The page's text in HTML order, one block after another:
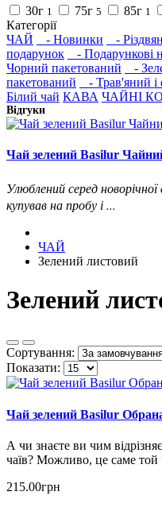
30г 1 75г 5 85г 1
Категорії
ЧАЙ
- Новинки -
подарунок
- Подарункові
Чорний пакетований
-
пакетований
- Трав'яний і
Білий чай КАВА ЧАЙНІ
Відгуки
Чай зелений Basilur
Улюблений серед
купував на пробу і ...
ЧАЙ
Зелений листовий
Зелений
Сортування:
Показати:
Чай зелений Basilur
А чи знаєте ви чим
чаїв? Можливо, це саме той
215.00грн